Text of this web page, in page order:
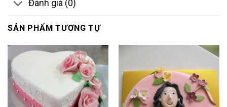
Đánh giá (0)
SẢN PHẨM TƯƠNG TỰ